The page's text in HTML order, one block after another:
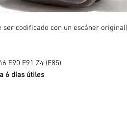
ser codificado con un escáner original)
E90 E91 Z4 (E85)
6 días útiles